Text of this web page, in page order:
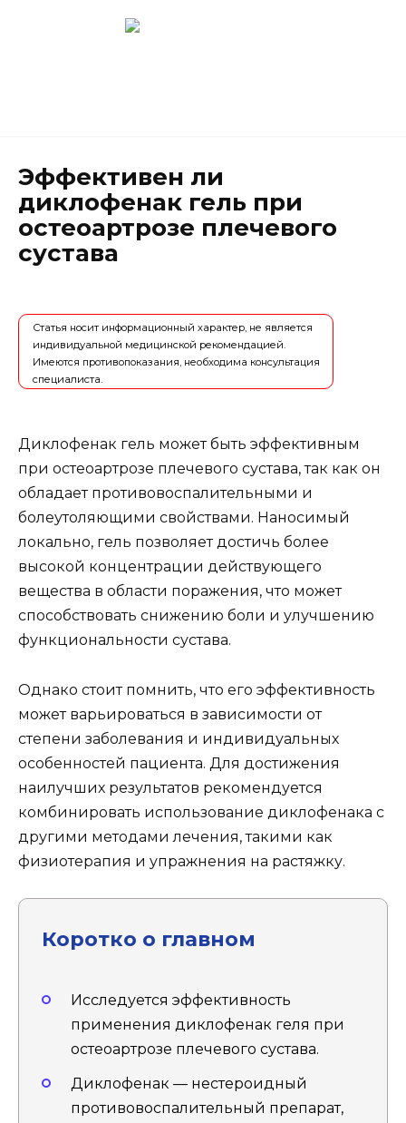
Эффективен ли
диклофенак гель при
остеоартрозе плечевого
сустава
Статья носит информационный характер, не является
индивидуальной медицинской рекомендацией.
Имеются противопоказания, необходима консультация
специалиста.
Диклофенак гель может быть эффективным
при остеоартрозе плечевого сустава, так как он
обладает противовоспалительными и
болеутоляющими свойствами. Наносимый
локально, гель позволяет достичь более
высокой концентрации действующего
вещества в области поражения, что может
способствовать снижению боли и улучшению
функциональности сустава.
Однако стоит помнить, что его эффективность
может варьироваться в зависимости от
степени заболевания и индивидуальных
особенностей пациента. Для достижения
наилучших результатов рекомендуется
комбинировать использование диклофенака с
другими методами лечения, такими как
физиотерапия и упражнения на растяжку.
Коротко о главном
Исследуется эффективность
применения диклофенак геля при
остеоартрозе плечевого сустава.
Диклофенак — нестероидный
противовоспалительный препарат,